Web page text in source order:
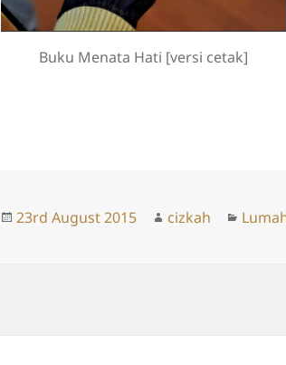
Buku Menata Hati [versi cetak]
Posted
23rd August 2015 Author
cizkah